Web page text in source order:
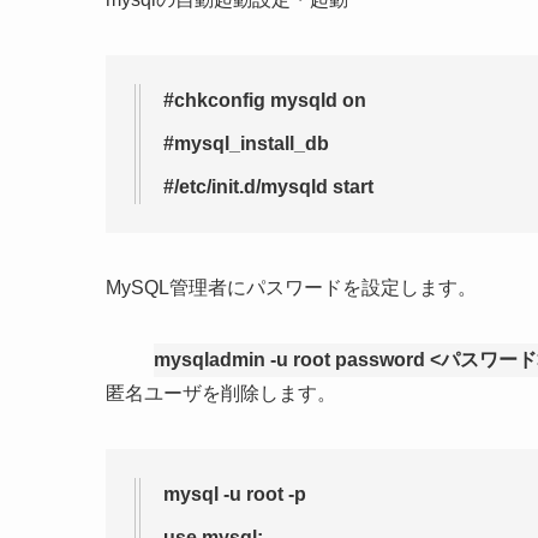
#chkconfig mysqld on
#mysql_install_db
#/etc/init.d/mysqld start
MySQL管理者にパスワードを設定します。
mysqladmin -u root password <パスワー
匿名ユーザを削除します。
mysql -u root -p